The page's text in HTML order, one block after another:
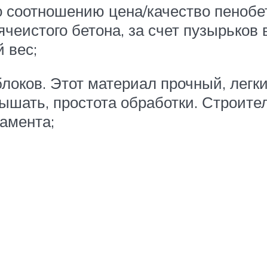
цена/качество
бетона, за счет
вес;
Этот материал прочный,
простота обработки.